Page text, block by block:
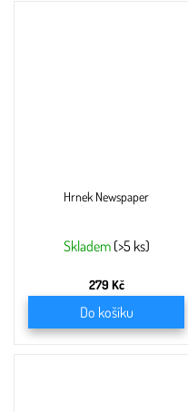
Hrnek Newspaper
Skladem (>5 ks)
279 Kč
Do košíku